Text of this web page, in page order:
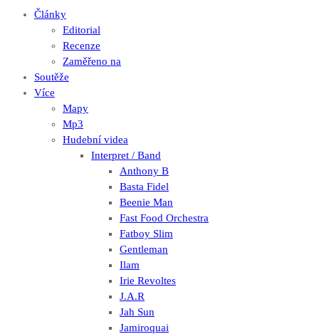
Články
Editorial
Recenze
Zaměřeno na
Soutěže
Více
Mapy
Mp3
Hudební videa
Interpret / Band
Anthony B
Basta Fidel
Beenie Man
Fast Food Orchestra
Fatboy Slim
Gentleman
Ilam
Irie Revoltes
J.A.R
Jah Sun
Jamiroquai